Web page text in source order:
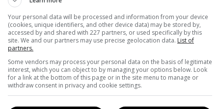
турецькими спецслужбами турецьких громадян за
Your personal data will be processed and information from your device
(cookies, unique identifiers, and other device data) may be stored by,
accessed by and shared with 227 partners, or used specifically by this
site. We and our partners may use precise geolocation data. List of
partners.
Some vendors may process your personal data on the basis of legitimate
interest, which you can object to by managing your options below. Look
for a link at the bottom of this page or in the site menu to manage or
withdraw consent in privacy and cookie settings.